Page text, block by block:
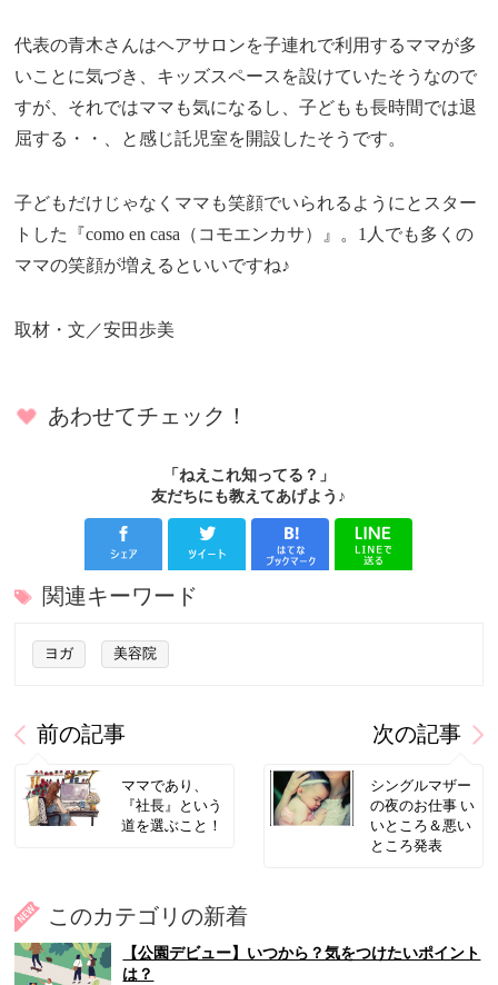
代表の青木さんはヘアサロンを子連れで利用するママが多
いことに気づき、キッズスペースを設けていたそうなので
すが、それではママも気になるし、子どもも長時間では退
屈する・・、と感じ託児室を開設したそうです。
子どもだけじゃなくママも笑顔でいられるようにとスター
トした『como en casa（コモエンカサ）』。1人でも多くの
ママの笑顔が増えるといいですね♪
取材・文／安田歩美
あわせてチェック！
「ねえこれ知ってる？」
友だちにも教えてあげよう♪
関連キーワード
ヨガ 美容院
前の記事
ママであり、
『社長』という
道を選ぶこと！
次の記事
シングルマザー
の夜のお仕事 い
いところ＆悪い
ところ発表
このカテゴリの新着
【公園デビュー】いつから？気をつけたいポイント
は？